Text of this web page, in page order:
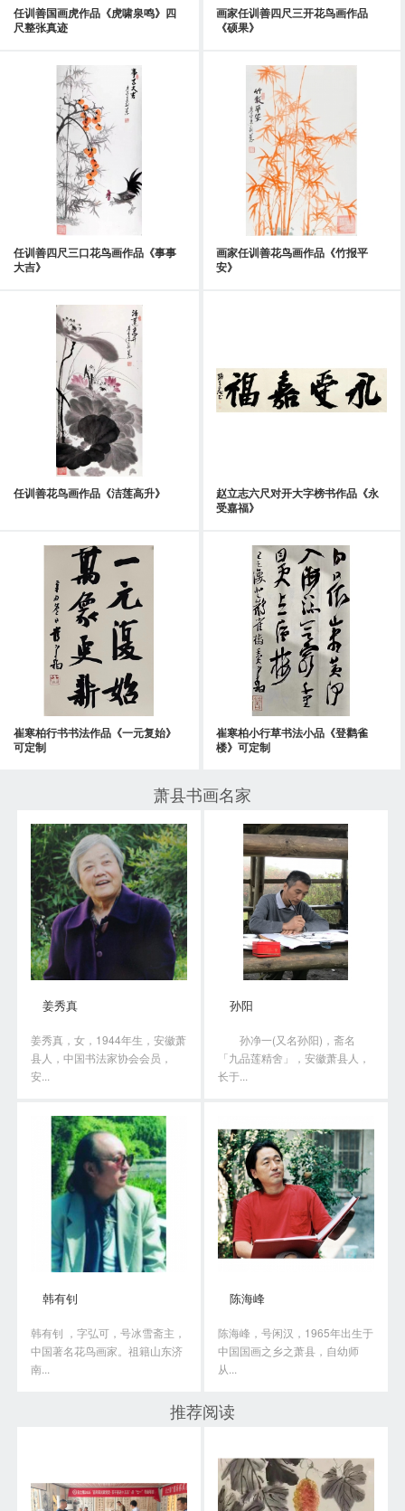
任训善国画虎作品《虎啸泉鸣》四
尺整张真迹
画家任训善四尺三开花鸟画作品
《硕果》
任训善四尺三口花鸟画作品《事事
大吉》
画家任训善花鸟画作品《竹报平
安》
任训善花鸟画作品《洁莲高升》
赵立志六尺对开大字榜书作品《永
受嘉福》
崔寒柏行书书法作品《一元复始》
可定制
崔寒柏小行草书法小品《登鹳雀
楼》可定制
萧县书画名家
姜秀真
姜秀真，女，1944年生，安徽萧
县人，中国书法家协会会员，
安...
孙阳
孙净一(又名孙阳)，斋名
「九品莲精舍」，安徽萧县人，
长于...
韩有钊
韩有钊 ，字弘可，号冰雪斋主，
中国著名花鸟画家。祖籍山东济
南...
陈海峰
陈海峰，号闲汉，1965年出生于
中国国画之乡之萧县，自幼师
从...
推荐阅读